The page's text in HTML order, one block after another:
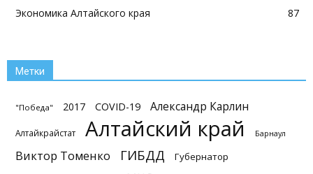
Экономика Алтайского края
87
Метки
"Победа" 2017 COVID-19 Александр Карлин
Алтайкрайстат Алтайский край Барнаул
Виктор Томенко ГИБДД Губернатор